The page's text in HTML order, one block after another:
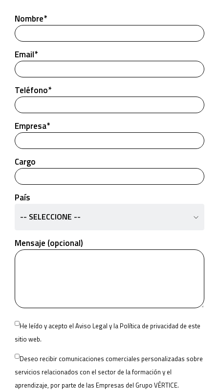
Nombre*
Email*
Teléfono*
Empresa*
Cargo
País
-- SELECCIONE --
Mensaje (opcional)
Please
field
empty.
He leído y acepto el Aviso Legal y la Política de privacidad de este
sitio web.
Deseo recibir comunicaciones comerciales personalizadas sobre
servicios relacionados con el sector de la formación y el
aprendizaje, por parte de las Empresas del Grupo VÉRTICE.